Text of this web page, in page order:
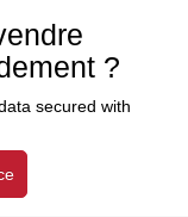
?
secured with